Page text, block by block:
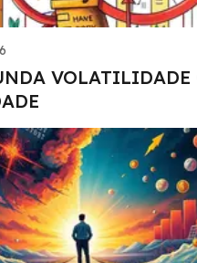
VOLATILIDADE